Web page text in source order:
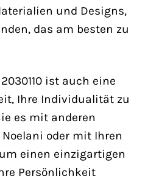
und Designs,
das am besten zu
ist auch eine
Ihre Individualität zu
es mit anderen
oder mit Ihren
einen einzigartigen
Persönlichkeit